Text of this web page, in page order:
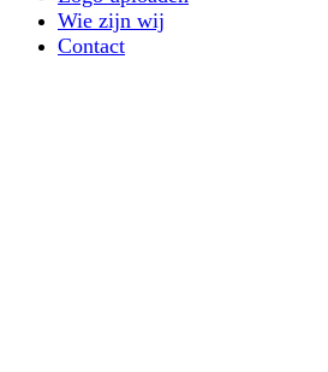
Wie zijn wij
Contact